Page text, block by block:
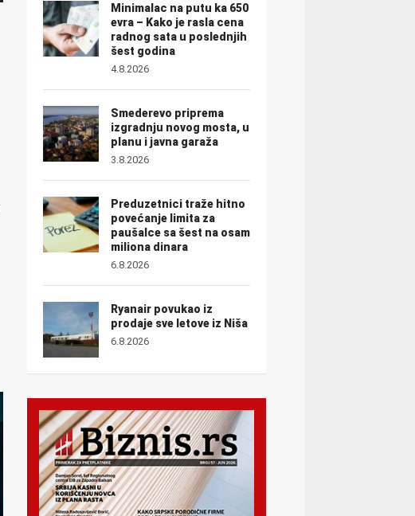
Minimalac na putu ka 650
evra – Kako je rasla cena
radnog sata u poslednjih
šest godina
4.8.2026
Smederevo priprema
izgradnju novog mosta, u
planu i javna garaža
3.8.2026
Preduzetnici traže hitno
povećanje limita za
paušalce sa šest na osam
miliona dinara
6.8.2026
Ryanair povukao iz
prodaje sve letove iz Niša
6.8.2026